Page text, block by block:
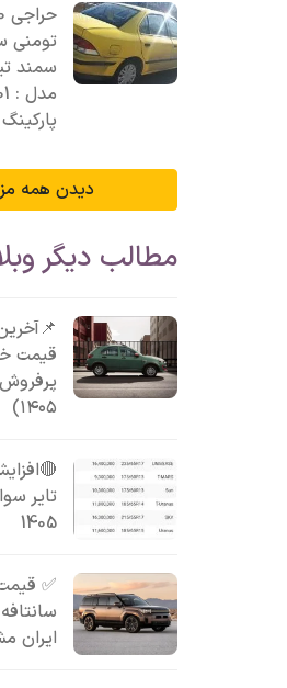
تومنی
دیدن همه
مطالب دیگر
قیمت
۱۴۰۵)
1405
✅